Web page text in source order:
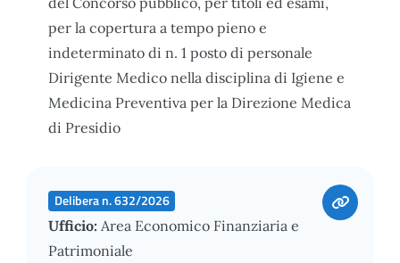
per la copertura a tempo pieno e
indeterminato di n. 1 posto di personale
Dirigente Medico nella disciplina di Igiene e
Medicina Preventiva per la Direzione Medica
di Presidio
Delibera n. 632/2026
Ufficio: Area Economico Finanziaria e
Patrimoniale